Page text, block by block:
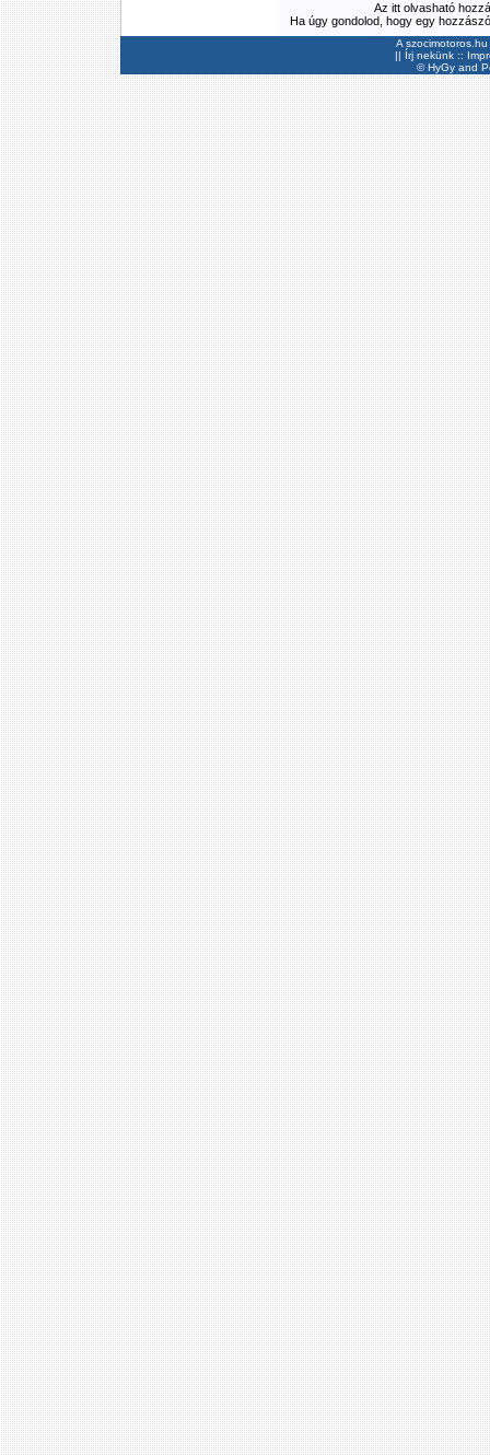
Az itt olvasható
Ha úgy gondolod, hogy egy
A
|| Írj nekünk ::
©HyGyand